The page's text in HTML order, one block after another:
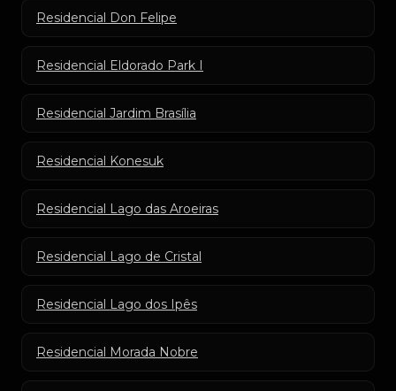
Residencial Don Felipe
Residencial Eldorado Park I
Residencial Jardim Brasília
Residencial Konesuk
Residencial Lago das Aroeiras
Residencial Lago de Cristal
Residencial Lago dos Ipês
Residencial Morada Nobre